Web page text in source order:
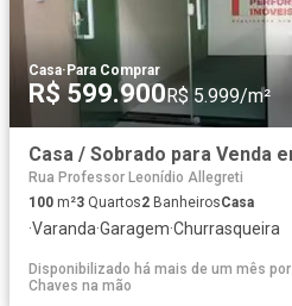
Casa· Para Comprar
R$ 599.900R$ 5.999/m²
Rua Professor Leonídio Allegreti
100 m²3 Quartos2 BanheirosCasa
·Varanda·Garagem·Churrasqueira
Disponibilizado há mais de um mês por
Chaves na mão